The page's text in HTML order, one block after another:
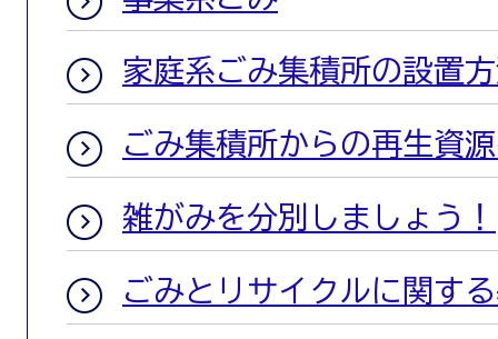
家庭系ごみ集積所の設置
ごみ集積所からの再生資
雑がみを分別しましょう！
ごみとリサイクルに関す